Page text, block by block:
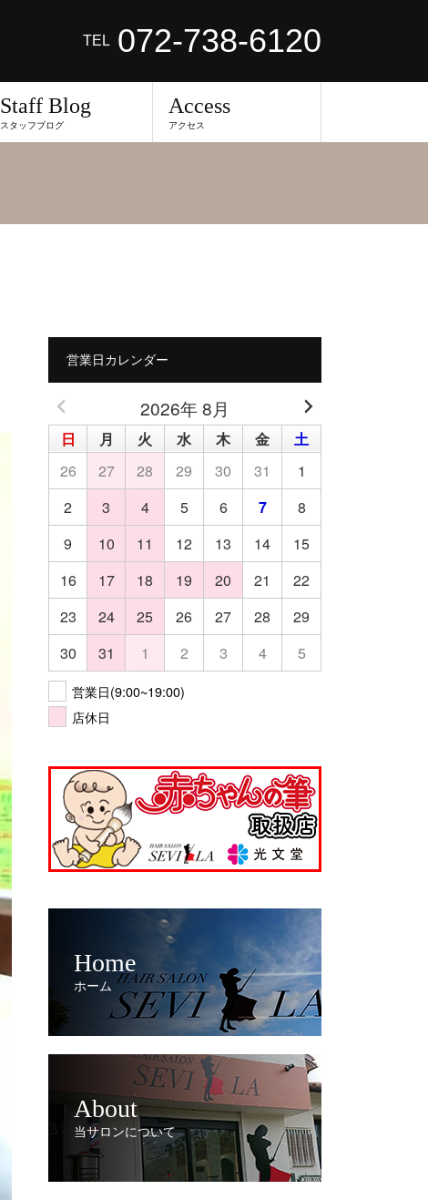
TEL 072-738-6120
Staff Blog
スタッフブログ
Access
アクセス
営業日カレンダー
2026年 8月
日 月 火 水 木 金
土
26
27 28 29 30 31
1
2
3 4 5 6 7
8
9
10 11 12 13 14
15
16
17 18 19 20 21
22
23
24 25 26 27 28
29
30
31 1 2 3 4 5
営業日(9:00~19:00)
店休日
Home
ホーム
About
当サロンについて